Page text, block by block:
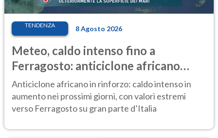
TENDENZA 8 Agosto 2026
Meteo, caldo intenso fino a
Ferragosto: anticiclone africano
ancora protagonista
Anticiclone africano in rinforzo: caldo intenso in
aumento nei prossimi giorni, con valori estremi
verso Ferragosto su gran parte d’Italia